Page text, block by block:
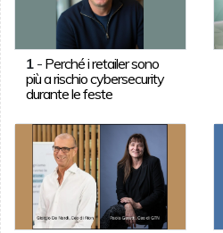
1- Perché i retailer sono
più a rischio cybersecurity
durante le feste